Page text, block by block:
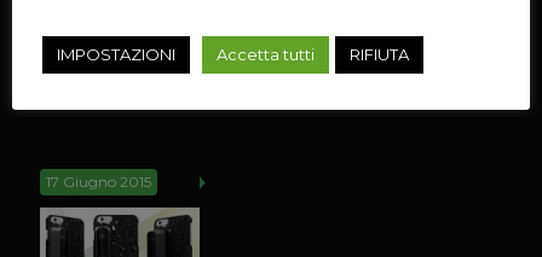
Leggi
17 Giugno 2015
IMPOSTAZIONI Accetta tutti RIFIUTA